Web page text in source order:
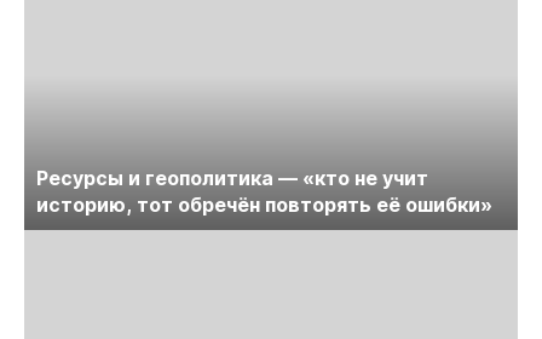
Ресурсы и геополитика — «кто не учит
историю, тот обречён повторять её ошибки»